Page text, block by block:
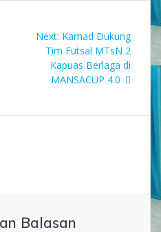
Next: Next
post:
Kamad Dukung
Tim Futsal MTsN 2
Kapuas Berlaga di
MANSACUP 4.0
Balasan